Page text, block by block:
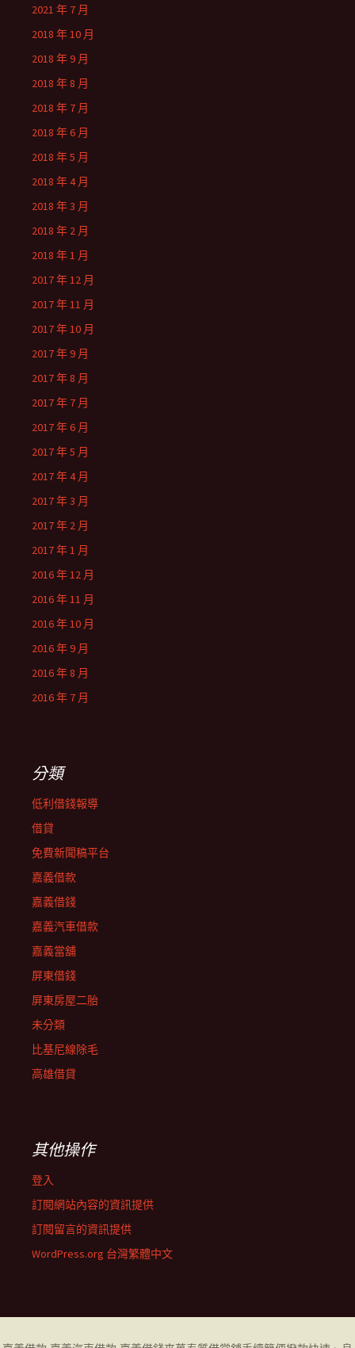
2021 年 7 月
2018 年 10 月
2018 年 9 月
2018 年 8 月
2018 年 7 月
2018 年 6 月
2018 年 5 月
2018 年 4 月
2018 年 3 月
2018 年 2 月
2018 年 1 月
2017 年 12 月
2017 年 11 月
2017 年 10 月
2017 年 9 月
2017 年 8 月
2017 年 7 月
2017 年 6 月
2017 年 5 月
2017 年 4 月
2017 年 3 月
2017 年 2 月
2017 年 1 月
2016 年 12 月
2016 年 11 月
2016 年 10 月
2016 年 9 月
2016 年 8 月
2016 年 7 月
分類
低利借錢報導
借貸
免費新聞稿平台
嘉義借款
嘉義借錢
嘉義汽車借款
嘉義當舖
屏東借錢
屏東房屋二胎
未分類
比基尼線除毛
高雄借貸
其他操作
登入
訂閱網站內容的資訊提供
訂閱留言的資訊提供
WordPress.org 台灣繁體中文